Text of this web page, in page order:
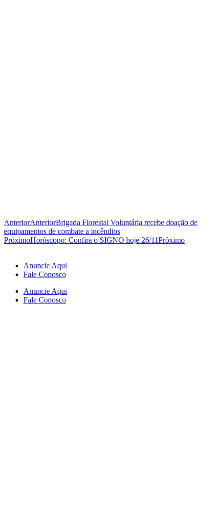
AnteriorAnteriorBrigada Florestal Voluntária recebe doação de
equipamentos de combate a incêndios
PróximoHoróscopo: Confira o SIGNO hoje 26/11Próximo
Anuncie Aqui
Fale Conosco
Anuncie Aqui
Fale Conosco